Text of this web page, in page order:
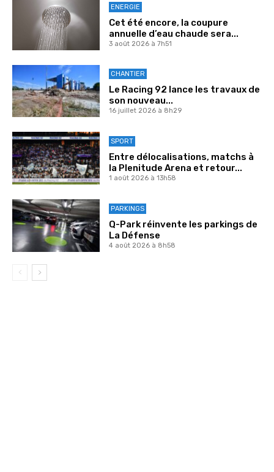
ENERGIE
Cet été encore, la coupure
annuelle d’eau chaude sera...
3 août 2026 à 7h51
CHANTIER
Le Racing 92 lance les travaux de
son nouveau...
16 juillet 2026 à 8h29
SPORT
Entre délocalisations, matchs à
la Plenitude Arena et retour...
1 août 2026 à 13h58
PARKINGS
Q-Park réinvente les parkings de
La Défense
4 août 2026 à 8h58